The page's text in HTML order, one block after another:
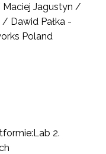
Jagustyn /
Dawid Pałka -
Poland
2.